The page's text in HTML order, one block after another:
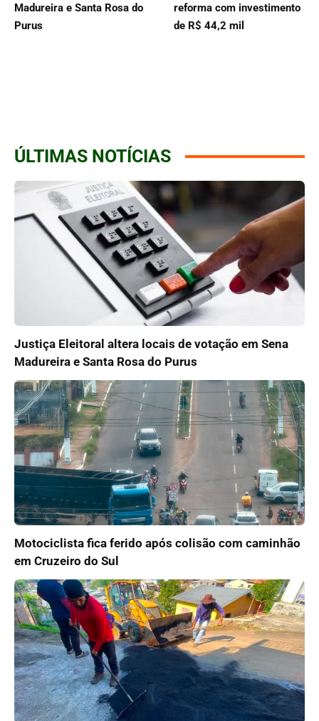
Madureira e Santa Rosa do
Purus
reforma com investimento
de R$ 44,2 mil
ÚLTIMAS NOTÍCIAS
Justiça Eleitoral altera locais de votação em Sena
Madureira e Santa Rosa do Purus
Motociclista fica ferido após colisão com caminhão
em Cruzeiro do Sul